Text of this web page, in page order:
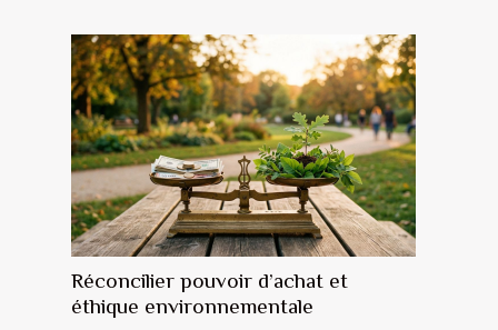
Réconcilier pouvoir d’achat et
éthique environnementale